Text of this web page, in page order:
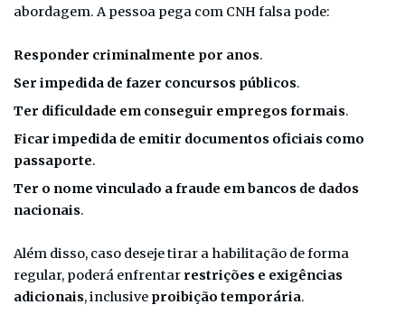
abordagem. A pessoa pega com CNH falsa pode:
Responder criminalmente por anos.
Ser impedida de fazer concursos públicos.
Ter dificuldade em conseguir empregos formais.
Ficar impedida de emitir documentos oficiais como
passaporte.
Ter o nome vinculado a fraude em bancos de dados
nacionais.
Além disso, caso deseje tirar a habilitação de forma
regular, poderá enfrentar restrições e exigências
adicionais, inclusive proibição temporária.